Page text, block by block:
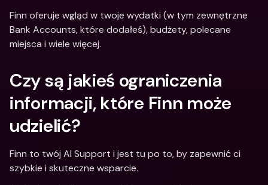
Finn oferuje wgląd w twoje wydatki (w tym zewnętrzne
Bank Accounts, które dodałeś), budżety, polecane
miejsca i wiele więcej.
Czy są jakieś ograniczenia
informacji, które Finn może
udzielić?
Finn to twój AI Support i jest tu po to, by zapewnić ci
szybkie i skuteczne wsparcie.